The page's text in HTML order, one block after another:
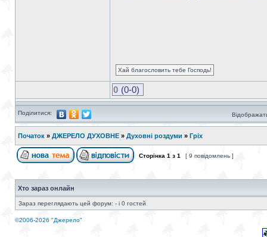
Хай благословить тебе Господь!
0 (0-0)
Поділитися:
Початок » ДЖЕРЕЛО ДУХОВНЕ » Духовні роздуми » Гріх
Сторінка 1 з 1 [ 9 повідомлень ]
Хто зараз онлайн
Зараз переглядають цей форум: - і 0 гостей
©2006-2026 "Джерело"